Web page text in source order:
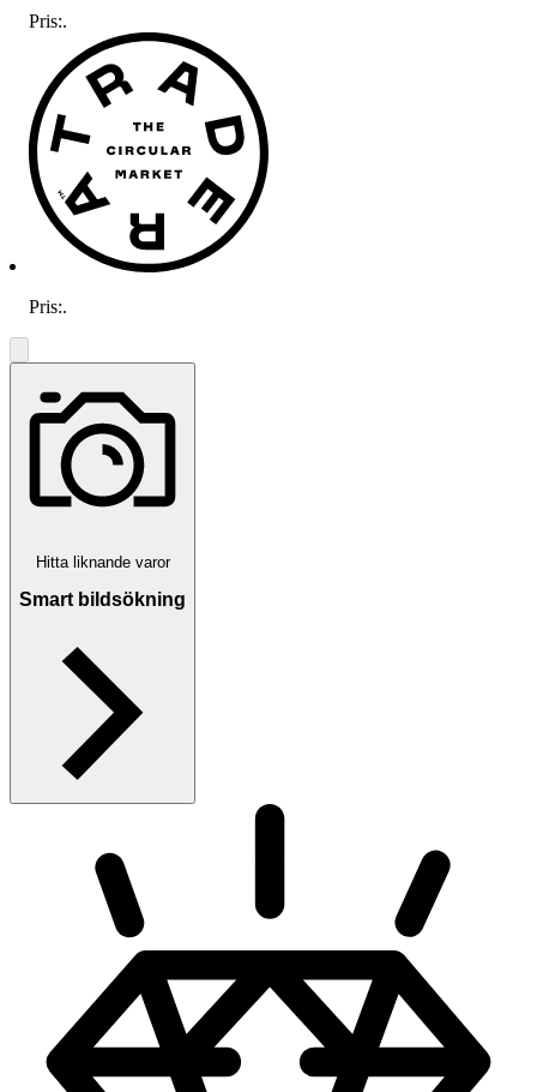
Pris:.
Pris:.
Hitta liknande varor
Smart bildsökning